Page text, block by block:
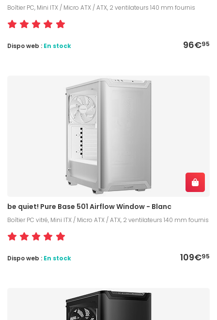
Boîtier PC, Mini ITX / Micro ATX / ATX, 2 ventilateurs 140 mm fournis
96€95
Dispo web : En stock
be quiet! Pure Base 501 Airflow Window - Blanc
Boîtier PC vitré, Mini ITX / Micro ATX / ATX, 2 ventilateurs 140 mm fournis
109€95
Dispo web : En stock